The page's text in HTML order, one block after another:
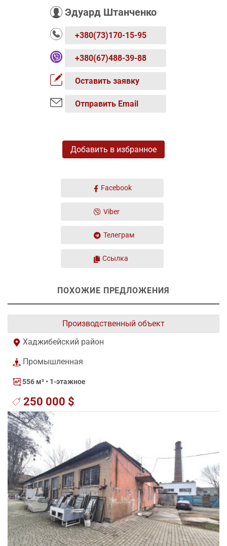
Эдуард Штанченко
+380(73)170-15-95
+380(67)488-39-88
Оставить заявку
Отправить Email
Добавить в избранное
Facebook
Viber
Телеграм
Ссылка
ПОХОЖИЕ ПРЕДЛОЖЕНИЯ
Производственный объект
Хаджибейский район
Промышленная
556 м² • 1-этажное
250 000 $